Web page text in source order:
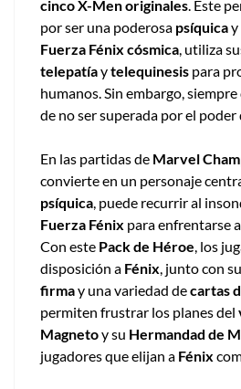
cinco X-Men originales. Este
por ser una poderosa psíquicay
Fuerza Fénix cósmica, utiliza
telepatíaytelequinesis para
humanos. Sin embargo,
de no ser superada por el poder
En las partidas de Marvel
convierte en un personaje
psíquica, puede recurrir al
Fuerza Fénix para enfrentarse
Con este Pack de Héroe, los
disposición a Fénix, junto con
firmay una variedad decartas
permiten frustrar los planes del
Magnetoy su Hermandad de
jugadores que elijan a Fénix